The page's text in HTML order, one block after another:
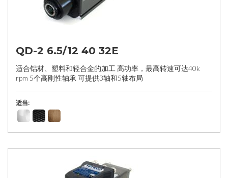
QD-2 6.5/12 40 32E
适合铝材、塑料和轻合金的加工 高功率，最高转速可达40k
rpm 5个高刚性轴承 可提供3轴和5轴布局
适当: